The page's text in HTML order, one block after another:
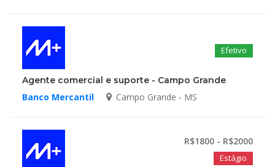
Efetivo
Agente comercial e suporte - Campo Grande
Banco Mercantil Campo Grande - MS
R$1800 - R$2000
Estágio